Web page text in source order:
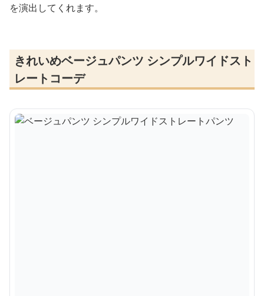
を演出してくれます。
きれいめベージュパンツ シンプルワイドスト
レートコーデ